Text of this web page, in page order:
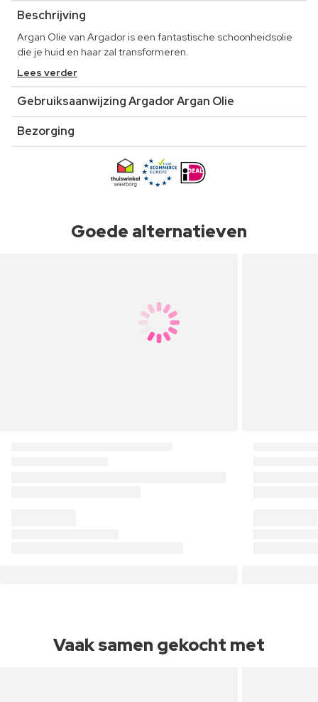
Beschrijving
Argan Olie van Argador is een fantastische schoonheidsolie
die je huid en haar zal transformeren.
Lees verder
Gebruiksaanwijzing Argador Argan Olie
Bezorging
Goede alternatieven
Vaak samen gekocht met